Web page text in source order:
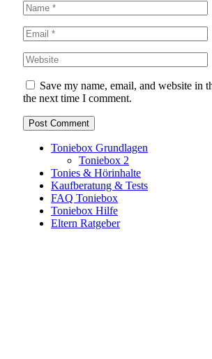
Save my name, email, and website in
the next time I comment.
Toniebox Grundlagen
Toniebox 2
Tonies & Hörinhalte
Kaufberatung & Tests
FAQ Toniebox
Toniebox Hilfe
Eltern Ratgeber